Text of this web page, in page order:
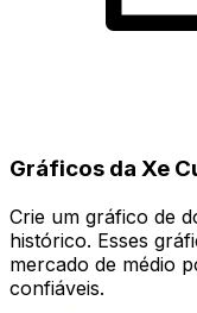
Gráficos da Xe
Crie um gráfico de
histórico. Esses
mercado de médio
confiáveis.